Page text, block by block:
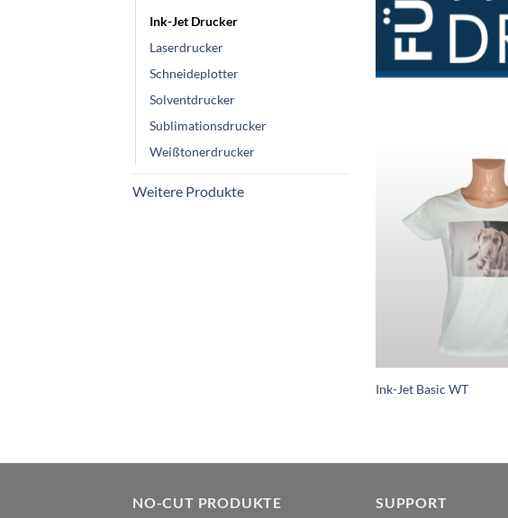
Ink-Jet Drucker
Laserdrucker
Schneideplotter
Solventdrucker
Sublimationsdrucker
Weißtonerdrucker
Weitere Produkte
Ink-Jet Basic WT
NO-CUT PRODUKTE SUPPORT